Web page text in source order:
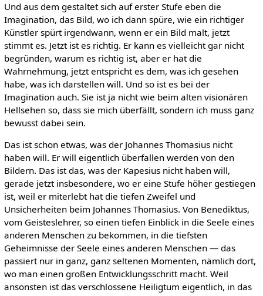
Und aus dem gestaltet sich auf erster Stufe eben die
Imagination, das Bild, wo ich dann spüre, wie ein richtiger
Künstler spürt irgendwann, wenn er ein Bild malt, jetzt
stimmt es. Jetzt ist es richtig. Er kann es vielleicht gar nicht
begründen, warum es richtig ist, aber er hat die
Wahrnehmung, jetzt entspricht es dem, was ich gesehen
habe, was ich darstellen will. Und so ist es bei der
Imagination auch. Sie ist ja nicht wie beim alten visionären
Hellsehen so, dass sie mich überfällt, sondern ich muss ganz
bewusst dabei sein.
Das ist schon etwas, was der Johannes Thomasius nicht
haben will. Er will eigentlich überfallen werden von den
Bildern. Das ist das, was der Kapesius nicht haben will,
gerade jetzt insbesondere, wo er eine Stufe höher gestiegen
ist, weil er miterlebt hat die tiefen Zweifel und
Unsicherheiten beim Johannes Thomasius. Von Benediktus,
vom Geisteslehrer, so einen tiefen Einblick in die Seele eines
anderen Menschen zu bekommen, in die tiefsten
Geheimnisse der Seele eines anderen Menschen — das
passiert nur in ganz, ganz seltenen Momenten, nämlich dort,
wo man einen großen Entwicklungsschritt macht. Weil
ansonsten ist das verschlossene Heiligtum eigentlich, in das